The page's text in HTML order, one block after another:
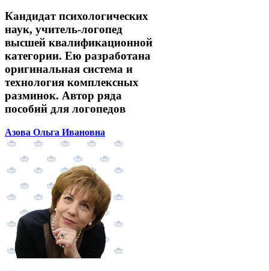
Кандидат психологических
наук, учитель-логопед
высшей квалификационной
категории. Ею разработана
оригинальная система и
технология комплексных
разминок. Автор ряда
пособий для логопедов
Азова Ольга Ивановна